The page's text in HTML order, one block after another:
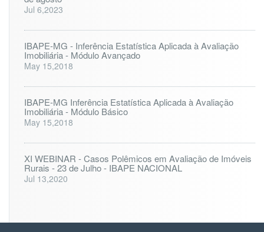
Jul 6,2023
IBAPE-MG - Inferência Estatística Aplicada à Avaliação
Imobiliária - Módulo Avançado
May 15,2018
IBAPE-MG Inferência Estatística Aplicada à Avaliação
Imobiliária - Módulo Básico
May 15,2018
XI WEBINAR - Casos Polêmicos em Avaliação de Imóveis
Rurais - 23 de Julho - IBAPE NACIONAL
Jul 13,2020